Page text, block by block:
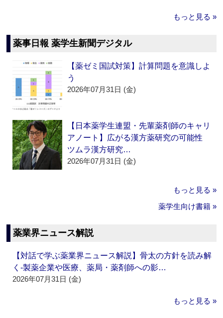
もっと見る »
薬事日報 薬学生新聞デジタル
【薬ゼミ国試対策】計算問題を意識しよ
う
2026年07月31日 (金)
【日本薬学生連盟・先輩薬剤師のキャリ
アノート】広がる漢方薬研究の可能性
ツムラ漢方研究…
2026年07月31日 (金)
もっと見る »
薬学生向け書籍 »
薬業界ニュース解説
【対話で学ぶ薬業界ニュース解説】骨太の方針を読み解
く‐製薬企業や医療、薬局・薬剤師への影…
2026年07月31日 (金)
もっと見る »